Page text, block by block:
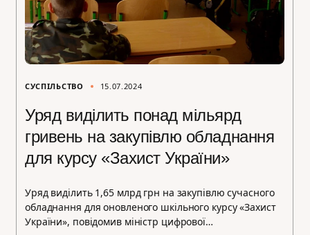
СУСПІЛЬСТВО 15.07.2024
Уряд виділить понад мільярд
гривень на закупівлю обладнання
для курсу «Захист України»
Уряд виділить 1,65 млрд грн на закупівлю сучасного
обладнання для оновленого шкільного курсу «Захист
України», повідомив міністр цифрової…